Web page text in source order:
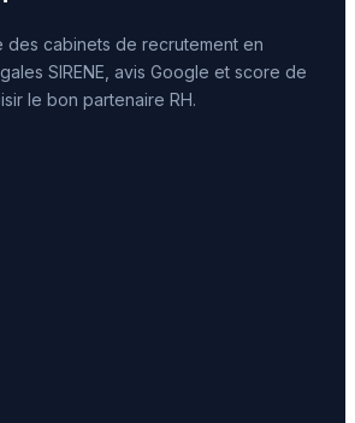
des cabinets de recrutement en
SIRENE, avis Google et score de
le bon partenaire RH.